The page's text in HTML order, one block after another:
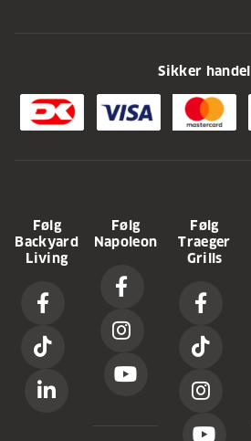
Sikker handel
Følg
Backyard
Living
Følg
Napoleon
Følg
Traeger
Grills